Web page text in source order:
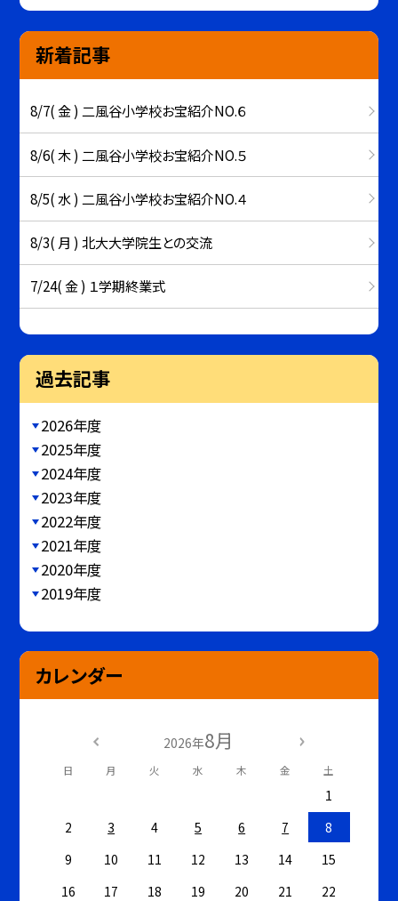
新着記事
8/7( 金 ) 二風谷小学校お宝紹介NO.６
8/6( 木 ) 二風谷小学校お宝紹介NO.５
8/5( 水 ) 二風谷小学校お宝紹介NO.４
8/3( 月 ) 北大大学院生との交流
7/24( 金 ) １学期終業式
過去記事
2026年度
2025年度
2024年度
2023年度
2022年度
2021年度
2020年度
2019年度
カレンダー
2026年8月
日 月 火 水 木 金 土
1
2
3 4 5 6 7
8
9
10 11 12 13 14
15
16
17 18 19 20 21
22